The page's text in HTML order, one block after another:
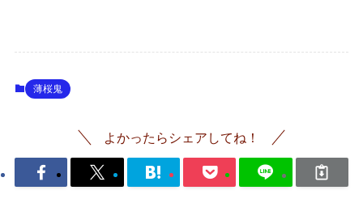
薄桜鬼
よかったらシェアしてね！